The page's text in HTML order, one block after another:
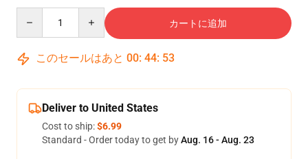
カートに追加
このセールはあと 00: 44: 52
Deliver to United States
Cost to ship:$6.99
Standard - Order today to get byAug. 16 - Aug. 23